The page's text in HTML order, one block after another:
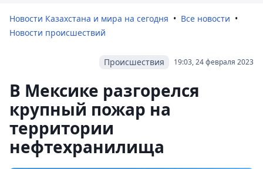
Новости Казахстана и мира на сегодня
Все новости
Новости происшествий
19:03, 24 февраля 2023
Происшествия
В Мексике разгорелся
крупный пожар на
территории
нефтехранилища